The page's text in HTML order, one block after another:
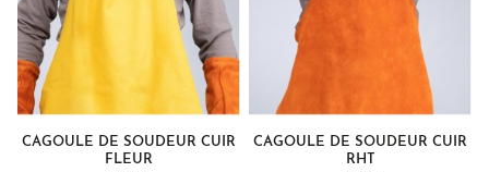
CAGOULE DE SOUDEUR CUIR
FLEUR
CAGOULE DE SOUDEUR CUIR
RHT